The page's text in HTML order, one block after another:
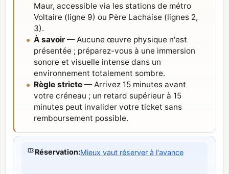
Maur, accessible via les stations de métro
Voltaire (ligne 9) ou Père Lachaise (lignes 2,
3).
À savoir — Aucune œuvre physique n'est
présentée ; préparez-vous à une immersion
sonore et visuelle intense dans un
environnement totalement sombre.
Règle stricte — Arrivez 15 minutes avant
votre créneau ; un retard supérieur à 15
minutes peut invalider votre ticket sans
remboursement possible.
Réservation:Mieux vaut réserver à l'avance